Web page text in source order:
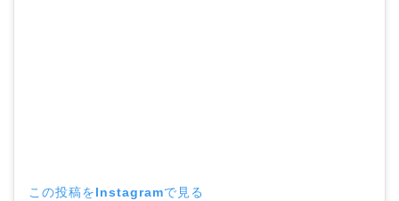
この投稿をInstagramで見る